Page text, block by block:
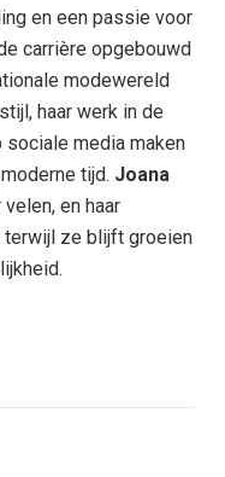
en een passie voor
carrière opgebouwd
modewereld
haar werk in de
media maken
tijd. Joana
en haar
ze blijft groeien